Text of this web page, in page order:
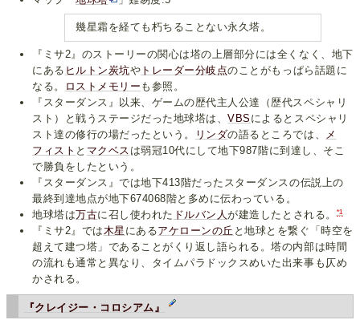
幾星霜を経ても朽ちることない永久塔。
『ミサ2』のストーリーの関心は塔の上層部分には全くなく、地下
にある ヒルトン炭坑や トレーダー分岐点のことがもっぱら話題に
なる。
ロストメモリー も参照。
『スターダンス』以来、ゲームの歴代主人公達（歴代スペシャリ
スト）と戦うステージだった地球塔は、VBS によるとスペシャリ
スト達の修行の場だったという。
リンダの語るところでは、
メ
フィスト と マクベス は弱冠10代にして地下987階に到達し、そこ
で勝負をしたという。
『スターダンス』では地下413階だったスターダンスの伝説上の
最終到達地点が地下674068階と多めに伝わっている。
地球塔は万古に召し使われた ドルバン人が建造したとされる。 *1
『ミサ2』では木星 にあるアケローンの丘 と地球とを繋ぐ「時空を
超えて建つ塔」であることがくり返し語られる。塔の内部は時間
の流れも通常と異なり、タイムパラドックスめいた出来事も仄め
かされる。
『クレイジー・コロシアム』